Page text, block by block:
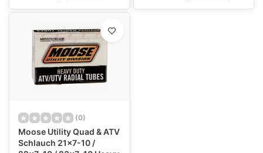
(0)
Moose Utility Quad & ATV
Schlauch 21x7-10 /